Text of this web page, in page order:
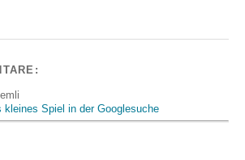
kleines Spiel in der Googlesuche